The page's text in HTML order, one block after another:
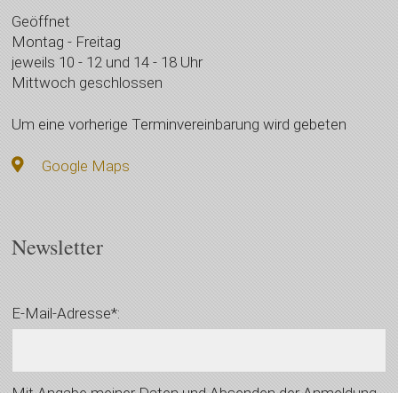
Geöffnet
Montag - Freitag
jeweils 10 - 12 und 14 - 18 Uhr
Mittwoch geschlossen
Um eine vorherige Terminvereinbarung wird gebeten
Google Maps
Newsletter
E-Mail-Adresse*: